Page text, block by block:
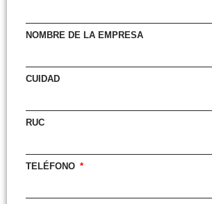
NOMBRE DE LA EMPRESA
CUIDAD
RUC
TELÉFONO